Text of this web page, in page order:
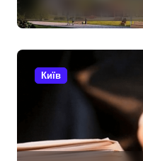
керівник
Київ